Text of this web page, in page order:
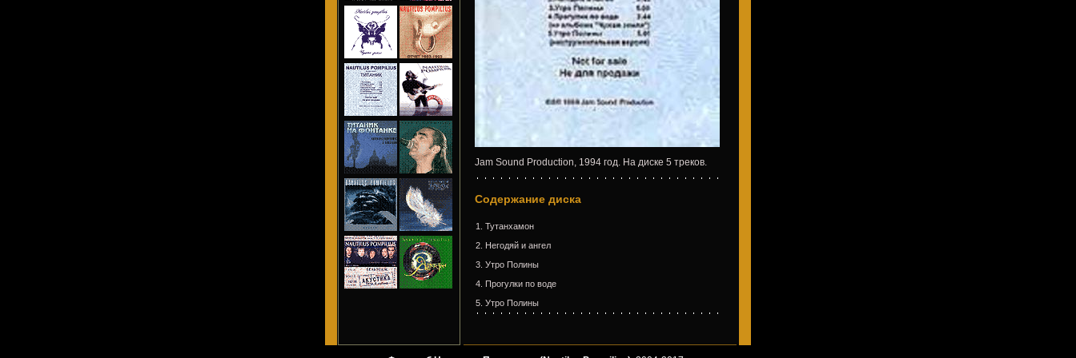
Jam Sound Production, 1994 год. На диске 5 треков.
Содержание диска
1. Тутанхамон
2. Негодяй и ангел
3. Утро Полины
4. Прогулки по воде
5. Утро Полины